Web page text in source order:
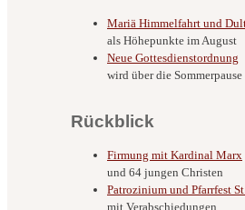
Mariä Himmelfahrt und
als Höhepunkte im August
Neue Gottesdienstordnung
wird über die
Rückblick
Firmung mit Kardinal Marx
und 64 jungen Christen
Patrozinium und Pfarrfest
mit Verabschiedungen